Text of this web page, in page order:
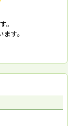
。
す。